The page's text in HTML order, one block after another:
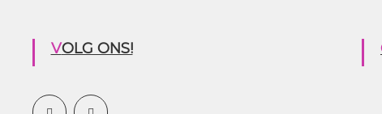
VOLG ONS!